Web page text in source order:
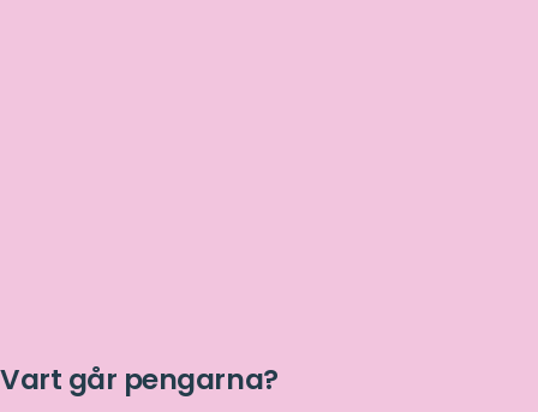
Vart går pengarna?